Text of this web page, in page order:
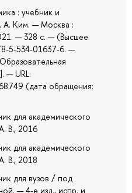
: учебник и
А. Ким. — Москва :
— 328 с. — (Высшее
5-534-01637-6. —
— URL:
(дата обращения:
для академического
В., 2016
для академического
В., 2018
для вузов / под
— 4-е изд., испр. и